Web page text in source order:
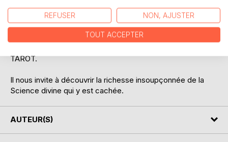
Mat TAROT
Roland ARNOLD, auteur de nombreux ouvrages, nous
transmet dans ce nouveau roman l'enseignement
TAROT.
Il nous invite à découvrir la richesse insoupçonnée de la
Science divine qui y est cachée.
AUTEUR(S)
REFUSER NON, AJUSTER
TOUT ACCEPTER